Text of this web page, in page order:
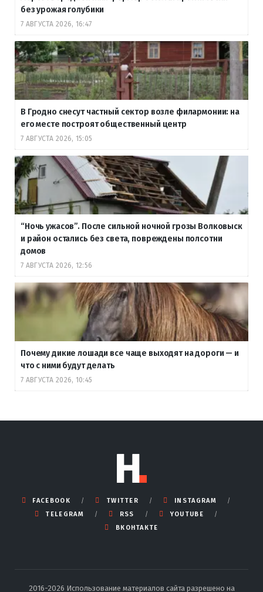
без урожая голубики
7 АВГУСТА 2026, 16:47
В Гродно снесут частный сектор возле филармонии: на
его месте построят общественный центр
7 АВГУСТА 2026, 15:05
“Ночь ужасов”. После сильной ночной грозы Волковыск
и район остались без света, повреждены полсотни
домов
7 АВГУСТА 2026, 12:56
Почему дикие лошади все чаще выходят на дороги — и
что с ними будут делать
7 АВГУСТА 2026, 10:45
FACEBOOK TWITTER
INSTAGRAM
TELEGRAM
RSS
YOUTUBE
ВКОНТАКТЕ
2016-2026 Использование материалов сайта разрешено на